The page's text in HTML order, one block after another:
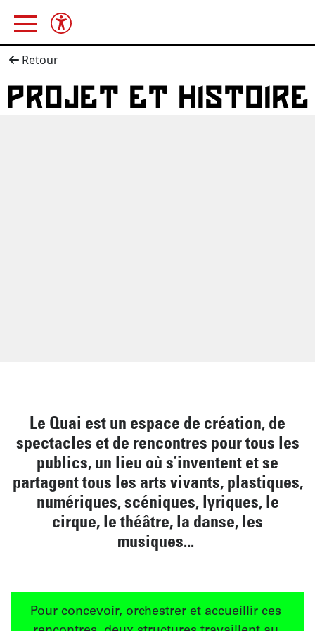
Retour
PROJET ET HISTOIRE
Le Quai est un espace de création, de
spectacles et de rencontres pour tous les
publics, un lieu où s’inventent et se
partagent tous les arts vivants, plastiques,
numériques, scéniques, lyriques, le
cirque, le théâtre, la danse, les
musiques...
Pour concevoir, orchestrer et accueillir ces